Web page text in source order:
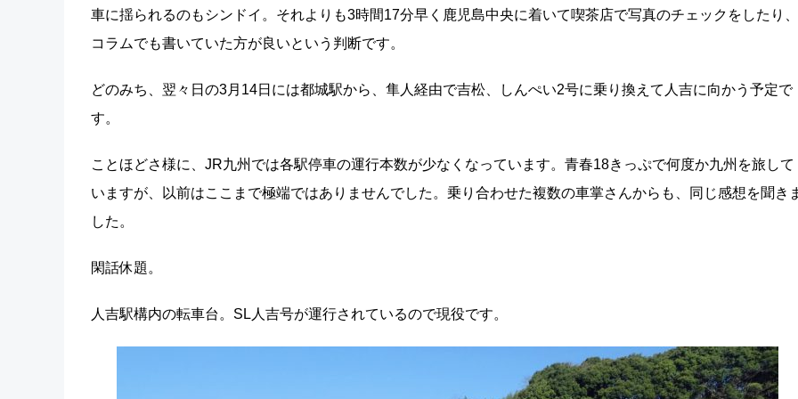
車に揺られるのもシンドイ。それよりも3時間17分早く鹿児島中央に着いて喫茶店で写真のチェックをしたり、
コラムでも書いていた方が良いという判断です。
どのみち、翌々日の3月14日には都城駅から、隼人経由で吉松、しんぺい2号に乗り換えて人吉に向かう予定で
す。
ことほどさ様に、JR九州では各駅停車の運行本数が少なくなっています。青春18きっぷで何度か九州を旅して
いますが、以前はここまで極端ではありませんでした。乗り合わせた複数の車掌さんからも、同じ感想を聞き
した。
閑話休題。
人吉駅構内の転車台。SL人吉号が運行されているので現役です。